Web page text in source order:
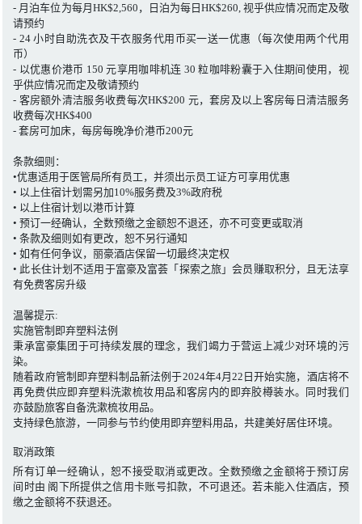
- 月泊车位为每月HK$2,560，日泊为每日HK$260, 视乎供应情况而定及敬
请预约
- 24 小时自助洗衣及干衣服务代用币买一送一优惠（每次使用两个代用
币）
- 以优惠价港币 150 元享用咖啡机连 30 粒咖啡粉囊于入住期间使用，视
乎供应情况而定及敬请预约
- 客房额外清洁服务收费每次HK$200 元，套房及以上客房每日清洁服务
收费每次HK$400
- 套房可加床，每房每晚净价港币200元
条款细则：
•优惠适用于医管局所有员工，并须出示员工证方可享用优惠
• 以上住宿计划需另加10%服务费及3%政府税
• 以上住宿计划以港币计算
• 预订一经确认，全数预缴之金额恕不退还，亦不可变更或取消
• 条款及细则如有更改，恕不另行通知
• 如有任何争议，丽豪酒店保留一切最终决定权
• 此长住计划不适用于富豪及富荟「探索之旅」会员赚取积分，且无法享
有免费客房升级
温馨提示:
实施管制即弃塑料法例
秉承富豪集团于可持续发展的理念，我们竭力于营运上减少对环境的污
染。
随着政府管制即弃塑料制品新法例于2024年4月22日开始实施，酒店将不
再免费供应即弃塑料洗漱梳妆用品和客房内的即弃胶樽装水。同时我们
亦鼓励旅客自备洗漱梳妆用品。
支持绿色旅游，一同参与节约使用即弃塑料用品，共建美好居住环境。
取消政策
所有订单一经确认，恕不接受取消或更改。全数预缴之金额将于预订房
间时由 阁下所提供之信用卡账号扣款，不可退还。若未能入住酒店，预
缴之金额将不获退还。